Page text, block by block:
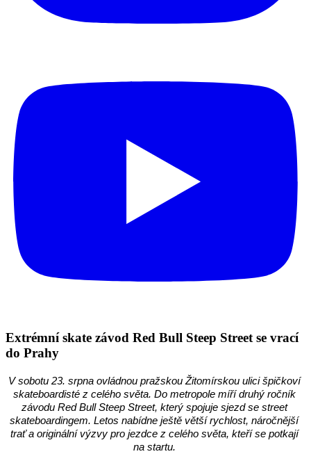
Extrémní skate závod Red Bull Steep Street se vrací
do Prahy
V sobotu 23. srpna ovládnou pražskou Žitomírskou ulici špičkoví
skateboardisté z celého světa. Do metropole míří druhý ročník
závodu Red Bull Steep Street, který spojuje sjezd se street
skateboardingem. Letos nabídne ještě větší rychlost, náročnější
trať a originální výzvy pro jezdce z celého světa, kteří se potkají
na startu.